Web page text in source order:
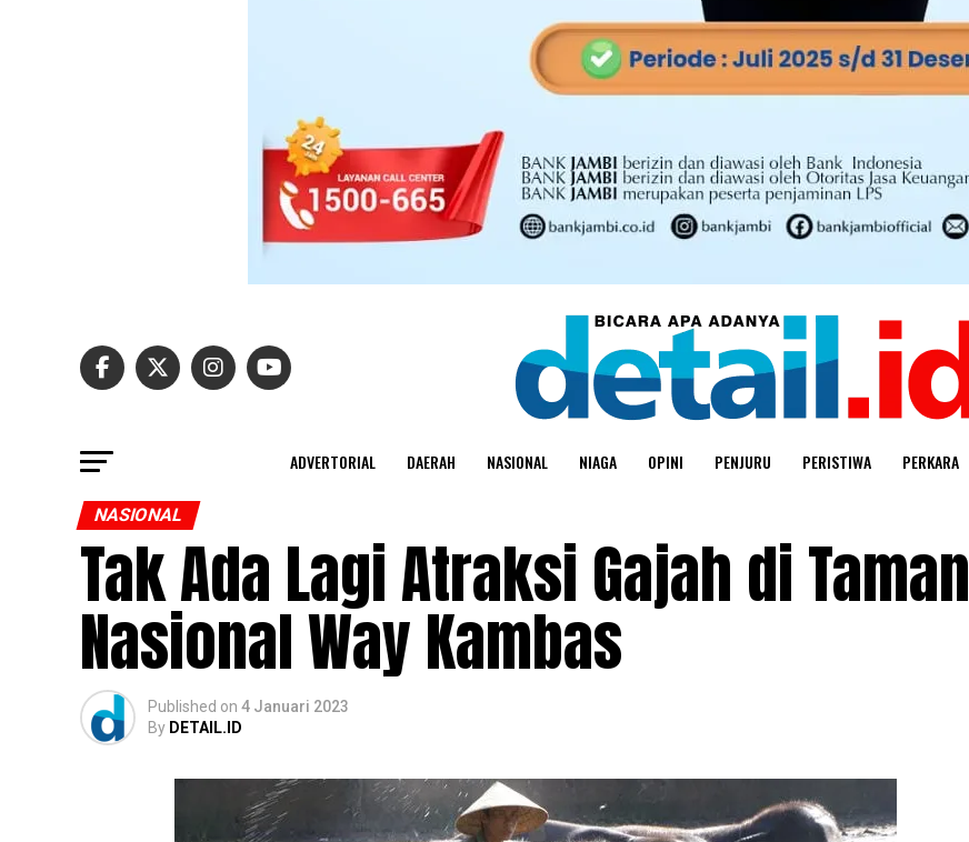
ADVERTORIAL DAERAH NASIONAL NIAGA OPINI PENJURU PERISTIWA PERKARA
NASIONAL
Tak Ada Lagi Atraksi Gajah di Taman
Nasional Way Kambas
Published on 4 Januari 2023
By DETAIL.ID